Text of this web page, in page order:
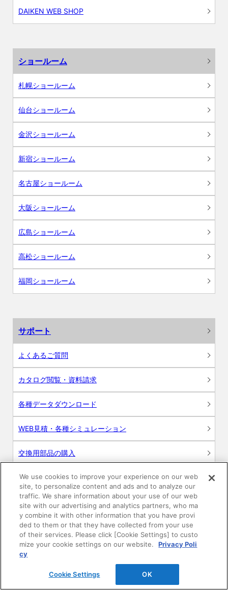
DAIKEN WEB SHOP
ショールーム
札幌ショールーム
仙台ショールーム
金沢ショールーム
新宿ショールーム
名古屋ショールーム
大阪ショールーム
広島ショールーム
高松ショールーム
福岡ショールーム
サポート
よくあるご質問
カタログ閲覧・資料請求
各種データダウンロード
WEB見積・各種シミュレーション
交換用部品の購入
修理・点検
お問い合わせ
ログイン
建築・設計関係者様向けサイト
ユーザー登録サービス
We use cookies to improve your experience on our web
site, to personalize content and ads and to analyze our
traffic. We share information about your use of our web
site with our advertising and analytics partners, who ma
y combine it with other information that you have provi
ded to them or that they have collected from your use
of their services. Please click [Cookie Settings] to custo
mize your cookie settings on our website.
Privacy Poli
cy
Cookie Settings OK